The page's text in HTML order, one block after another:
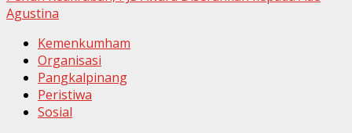
Agustina
Kemenkumham
Organisasi
Pangkalpinang
Peristiwa
Sosial